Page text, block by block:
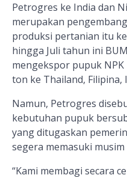
Petrogres ke India dan
merupakan
produksi pertanian itu
hingga Juli tahun ini
mengekspor pupuk NPK
ton ke Thailand, Filipina,
Namun, Petrogres
kebutuhan pupuk
yang ditugaskan
segera memasuki
“Kami membagi secara